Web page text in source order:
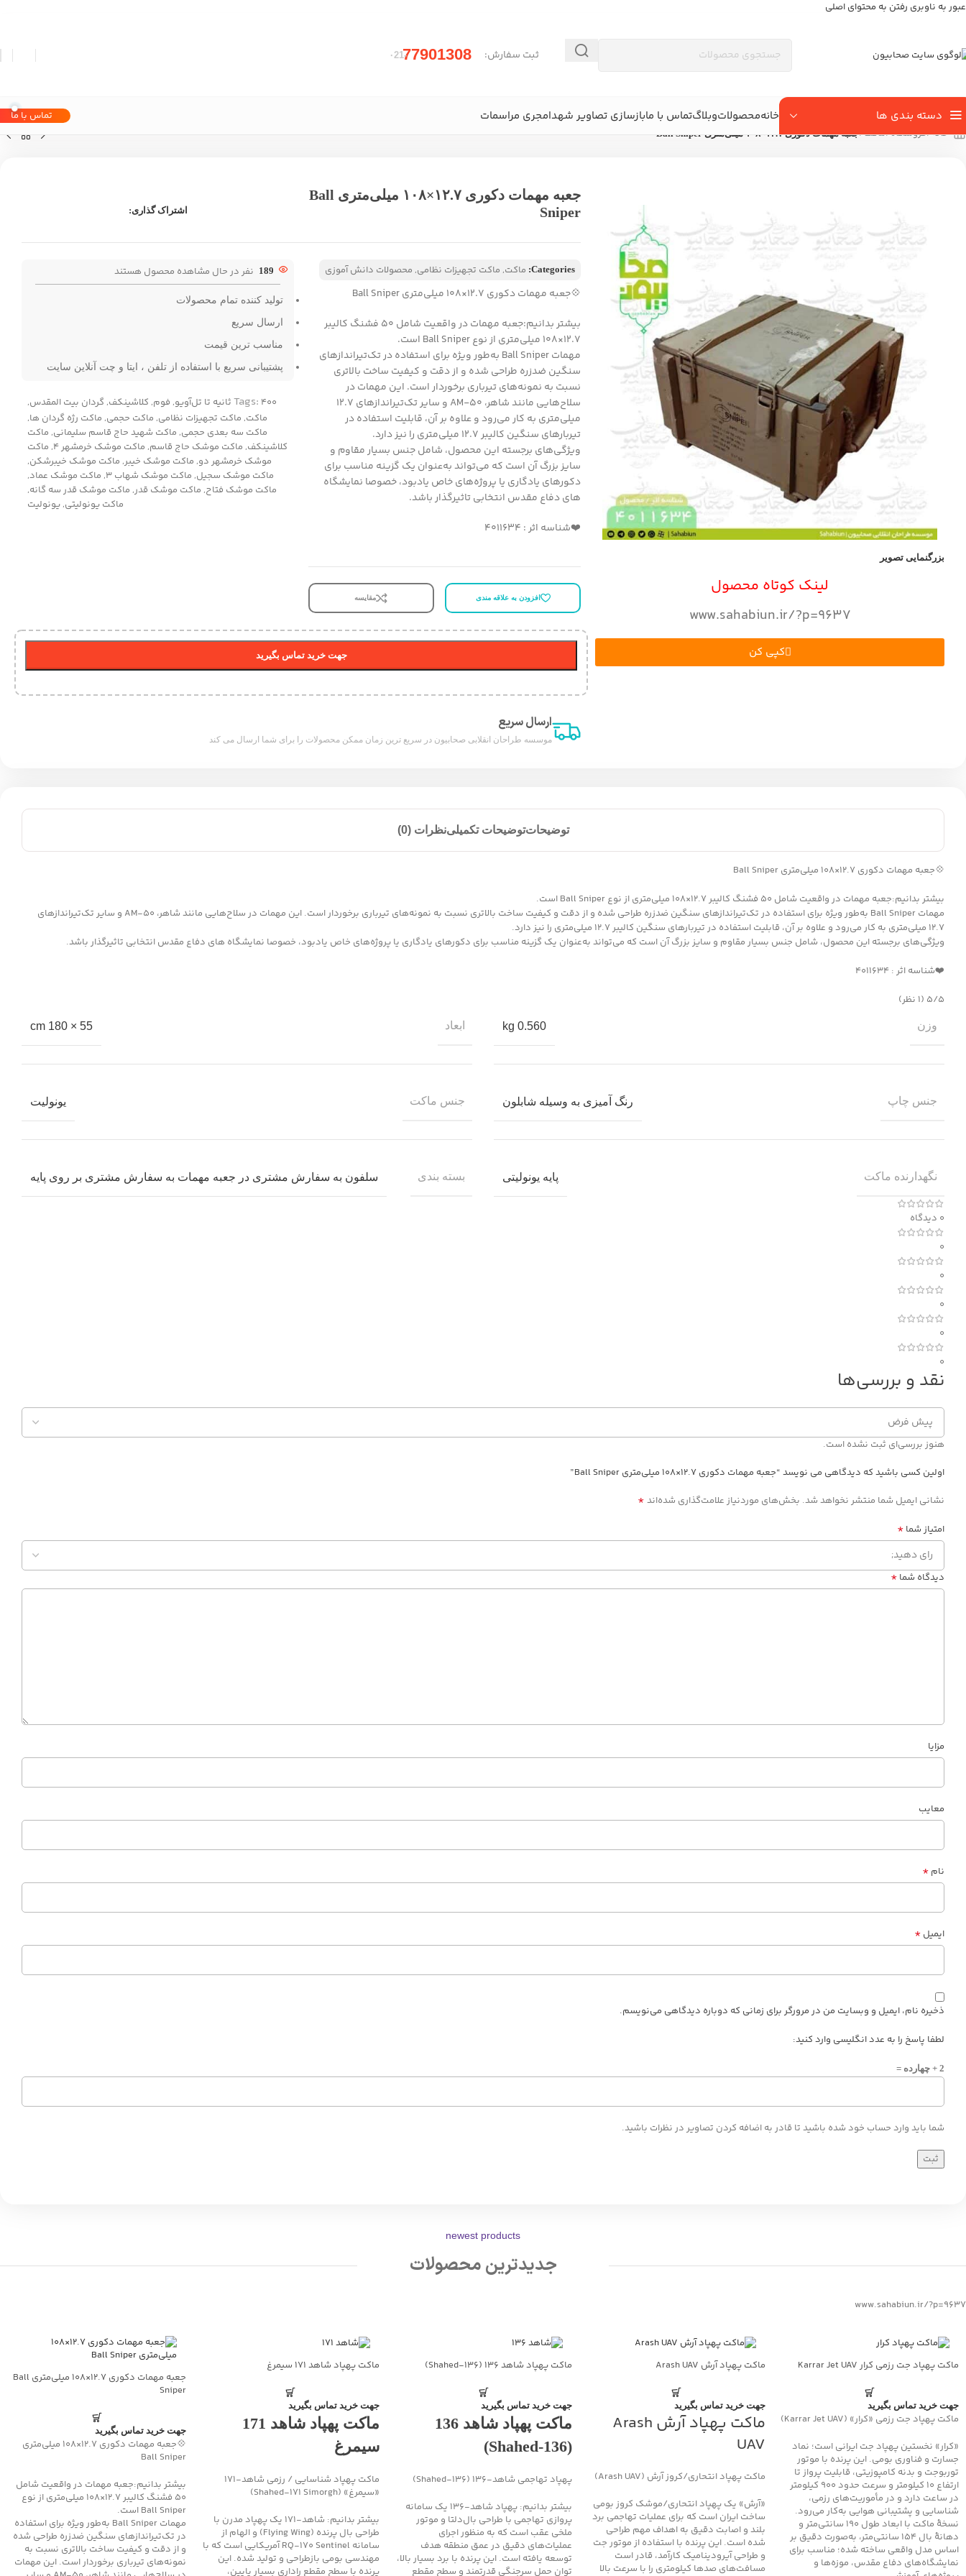
عبور به ناوبری رفتن به محتوای اصلی
ثبت سفارش: 77901308
-۰21
دسته بندی ها خانهمحصولاتوبلاگتماس با مابازسازی تصاویر شهدامجری مراسمات
تماس با ما
خانه/فروشگاه/ماکت/جعبه مهمات دکوری ۱۲.۷×۱۰۸ میلی‌متری Ball Sniper
بزرگنمایی تصویر
لینک کوتاه محصول
www.sahabiun.ir/?p=9637
کپی کن
جعبه مهمات دکوری ۱۲.۷×۱۰۸ میلی‌متری Ball
Sniper
اشتراک گذاری:
Categories: ماکت, ماکت تجهیزات نظامی, محصولات دانش آموزی
💠جعبه مهمات دکوری ۱۲.۷×۱۰۸ میلی‌متری Ball Sniper
بیشتر بدانیم:جعبه مهمات در واقعیت شامل ۵۰ فشنگ کالیبر
۱۲.۷×۱۰۸ میلی‌متری از نوع Ball Sniper است.
مهمات Ball Sniper به‌طور ویژه برای استفاده در تک‌تیراندازهای
سنگین ضدزره طراحی شده و از دقت و کیفیت ساخت بالاتری
نسبت به نمونه‌های تیرباری برخوردار است. این مهمات در
سلاح‌هایی مانند شاهر، AM-50 و سایر تک‌تیراندازهای ۱۲.۷
میلی‌متری به کار می‌رود و علاوه بر آن، قابلیت استفاده در
تیربارهای سنگین کالیبر ۱۲.۷ میلی‌متری را نیز دارد.
ویژگی‌های برجسته این محصول، شامل جنس بسیار مقاوم و
سایز بزرگ آن است که می‌تواند به‌عنوان یک گزینه مناسب برای
دکورهای یادگاری یا پروژه‌های خاص یادبود، خصوصا نمایشگاه
های دفاع مقدس انتخابی تاثیرگذار باشد.
❤️شناسه اثر : 4011634
افزودن به علاقه مندی مقایسه
189 نفر در حال مشاهده محصول هستند
تولید کننده تمام محصولات
ارسال سریع
مناسب ترین قیمت
پشتیبانی سریع با استفاده از تلفن ، ایتا و چت آنلاین سایت
Tags: ۴۰۰ ثانیه تا تل‌آویو , فوم, کلاشینکف, گردان بیت المقدس,
ماکت, ماکت تجهیزات نظامی, ماکت حجمی, ماکت رژه گردان ها,
ماکت سه بعدی حجمی, ماکت شهید حاج قاسم سلیمانی, ماکت
کلاشینکف, ماکت موشک حاج قاسم, ماکت موشک خرمشهر 4 , ماکت
موشک خرمشهر دو, ماکت موشک خیبر, ماکت موشک خیبرشکن,
ماکت موشک سجیل, ماکت موشک شهاب 3 , ماکت موشک عماد,
ماکت موشک فتاح, ماکت موشک قدر, ماکت موشک قدر سه گانه,
ماکت یونولیتی,یونولیت
جهت خرید تماس بگیرید
ارسال سریع
موسسه طراحان انقلابی صحابیون در سریع ترین زمان ممکن محصولات را برای شما ارسال می کند
توضیحاتتوضیحات تکمیلینظرات (0)
💠جعبه مهمات دکوری ۱۲.۷×۱۰۸ میلی‌متری Ball Sniper
بیشتر بدانیم:جعبه مهمات در واقعیت شامل ۵۰ فشنگ کالیبر ۱۲.۷×۱۰۸ میلی‌متری از نوع Ball Sniper است.
مهمات Ball Sniper به‌طور ویژه برای استفاده در تک‌تیراندازهای سنگین ضدزره طراحی شده و از دقت و کیفیت ساخت بالاتری نسبت به نمونه‌های تیرباری برخوردار است. این مهمات در سلاح‌هایی مانند شاهر، AM-50 و سایر تک‌تیراندازهای
۱۲.۷ میلی‌متری به کار می‌رود و علاوه بر آن، قابلیت استفاده در تیربارهای سنگین کالیبر ۱۲.۷ میلی‌متری را نیز دارد.
ویژگی‌های برجسته این محصول، شامل جنس بسیار مقاوم و سایز بزرگ آن است که می‌تواند به‌عنوان یک گزینه مناسب برای دکورهای یادگاری یا پروژه‌های خاص یادبود، خصوصا نمایشگاه های دفاع مقدس انتخابی تاثیرگذار باشد.
❤️شناسه اثر : ۴۰۱۱۶۳۴
‫۵/۵ ‫(۱ نظر)
وزن 0.560 kg ابعاد 55 × 180 cm
جنس چاپ رنگ آمیزی به وسیله شابلون جنس ماکت یونولیت
نگهدارنده ماکت پایه یونولیتی بسته بندی سلفون به سفارش مشتری در جعبه مهمات به سفارش مشتری بر روی پایه
0 دیدگاه
0
0
0
0
0
نقد و بررسی‌ها
هنوز بررسی‌ای ثبت نشده است.
اولین کسی باشید که دیدگاهی می نویسد “جعبه مهمات دکوری ۱۲.۷×۱۰۸ میلی‌متری Ball Sniper”
نشانی ایمیل شما منتشر نخواهد شد. بخش‌های موردنیاز علامت‌گذاری شده‌اند *
امتیاز شما *
دیدگاه شما *
مزایا
معایب
نام *
ایمیل *
ذخیره نام، ایمیل و وبسایت من در مرورگر برای زمانی که دوباره دیدگاهی می‌نویسم.
لطفا پاسخ را به عدد انگلیسی وارد کنید:
2 + چهارده =
شما باید وارد حساب خود شده باشید تا قادر به اضافه کردن تصاویر در نظرات باشید.
newest products
جدیدترین محصولات
www.sahabiun.ir/?p=9637
ماکت پهپاد جت رزمی کرار Karrar Jet UAV
جهت خرید تماس بگیرید
ماکت پهپاد جت رزمی «کرار» (Karrar Jet UAV)
«کرار» نخستین پهپاد جت ایرانی است؛ نماد
جسارت و فناوری بومی. این پرنده با موتور
توربوجت و بدنه کامپوزیتی، قابلیت پرواز تا
ارتفاع ۱۰ کیلومتر و سرعت حدود ۹۰۰ کیلومتر
در ساعت دارد و در مأموریت‌های رزمی،
شناسایی و پشتیبانی هوایی به‌کار می‌رود.
نسخهٔ ماکت با ابعاد طول 190 سانتی‌متر و
دهانهٔ بال 154 سانتی‌متر، به‌صورت دقیق بر
اساس مدل واقعی ساخته شده؛ مناسب برای
نمایشگاه‌های دفاع مقدس، موزه‌ها و
ماکت پهپاد آرش Arash UAV
جهت خرید تماس بگیرید
ماکت پهپاد آرش Arash
UAV
ماکت پهپاد انتحاری/کروز آرش (Arash UAV)
«آرش» یک پهپاد انتحاری/موشک کروز بومی
ساخت ایران است که برای عملیات تهاجمی برد
بلند و اصابت دقیق به اهداف مهم طراحی
شده است. این پرنده با استفاده از موتور جت
و طراحی آیرودینامیک کارآمد، قادر است
مسافت‌های صدها کیلومتری را با سرعت بالا
ماکت پهپاد شاهد ۱۳۶ (Shahed‑۱۳۶)
جهت خرید تماس بگیرید
ماکت پهپاد شاهد 136
(Shahed‑136)
پهپاد تهاجمی شاهد‑۱۳۶ (Shahed‑136)
بیشتر بدانیم: پهپاد شاهد‑۱۳۶ یک سامانه
پروازی تهاجمی با طراحی بال‌دلتا و موتور
ملخی عقب است که به منظور اجرای
عملیات‌های دقیق در عمق منطقه هدف
توسعه یافته است. این پرنده با برد بسیار بالا،
توان حمل سرجنگی قدرتمند و سطح مقطع
ماکت پهپاد شاهد ۱۷۱ سیمرغ
جهت خرید تماس بگیرید
ماکت پهپاد شاهد 171
سیمرغ
ماکت پهپاد شناسایی / رزمی شاهد‑۱۷۱
«سیمرغ» (Shahed‑171 Simorgh)
بیشتر بدانیم: شاهد‑۱۷۱ یک پهپاد مدرن با
طراحی بال پرنده (Flying Wing) و الهام از
سامانه RQ‑170 Sentinel آمریکایی است که با
مهندسی بومی بازطراحی و تولید شده. این
پرنده با سطح مقطع راداری بسیار پایین،
جعبه مهمات دکوری ۱۲.۷×۱۰۸ میلی‌متری Ball
Sniper
جهت خرید تماس بگیرید
💠جعبه مهمات دکوری ۱۲.۷×۱۰۸ میلی‌متری
Ball Sniper
بیشتر بدانیم:جعبه مهمات در واقعیت شامل
۵۰ فشنگ کالیبر ۱۲.۷×۱۰۸ میلی‌متری از نوع
Ball Sniper است.
مهمات Ball Sniper به‌طور ویژه برای استفاده
در تک‌تیراندازهای سنگین ضدزره طراحی شده
و از دقت و کیفیت ساخت بالاتری نسبت به
نمونه‌های تیرباری برخوردار است. این مهمات